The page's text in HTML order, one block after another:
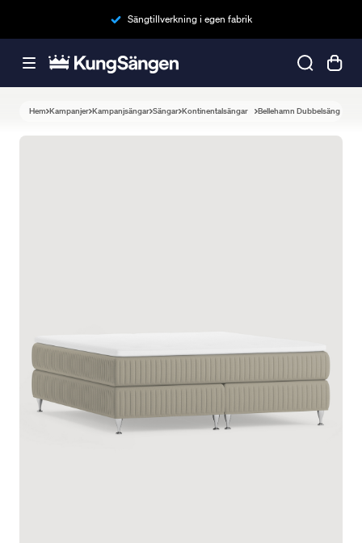
Sängtillverkning i egen fabrik
Hem Kampanjer Kampanjsängar Sängar Kontinentalsängar Bellehamn Dubbelsäng